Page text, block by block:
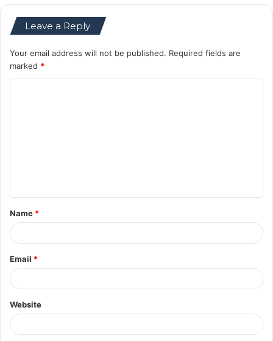
Leave a Reply
Your email address will not be published. Required fields are
marked *
t
*
Name *
Email *
Website